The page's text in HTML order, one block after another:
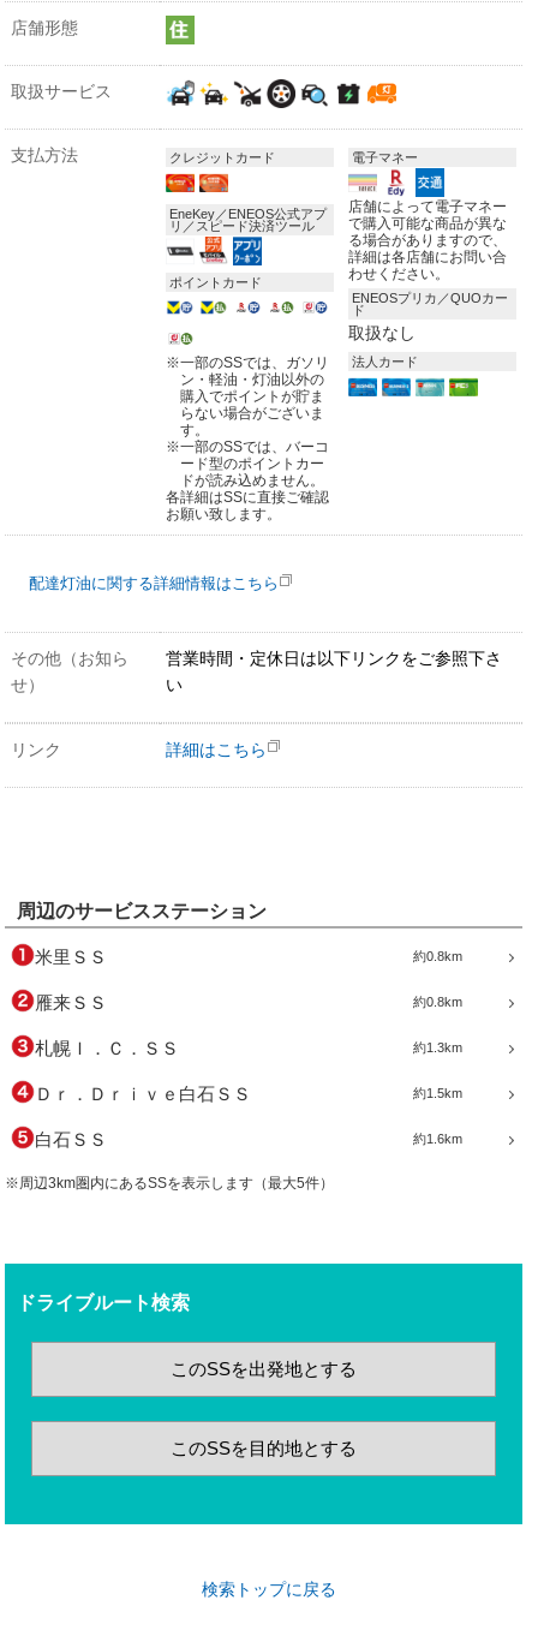
店舗形態
取扱サービス
支払方法 クレジットカード
EneKey／ENEOS公式アプ
リ／スピード決済ツール
ポイントカード
※一部のSSでは、ガソリ
ン・軽油・灯油以外の
購入でポイントが貯ま
らない場合がございま
す。
※一部のSSでは、バーコ
ード型のポイントカー
ドが読み込めません。
各詳細はSSに直接ご確認
お願い致します。
電子マネー
店舗によって電子マネー
で購入可能な商品が異な
る場合がありますので、
詳細は各店舗にお問い合
わせください。
ENEOSプリカ／QUOカー
ド
取扱なし
法人カード
配達灯油に関する詳細情報はこちら
その他（お知ら
せ）
営業時間・定休日は以下リンクをご参照下さ
い
リンク 詳細はこちら
周辺のサービスステーション
約0.8km
米里ＳＳ
約0.8km
雁来ＳＳ
約1.3km
札幌Ｉ．Ｃ．ＳＳ
約1.5km
Ｄｒ．Ｄｒｉｖｅ白石ＳＳ
約1.6km
白石ＳＳ
※周辺3km圏内にあるSSを表示します（最大5件）
ドライブルート検索
このSSを出発地とする
このSSを目的地とする
検索トップに戻る